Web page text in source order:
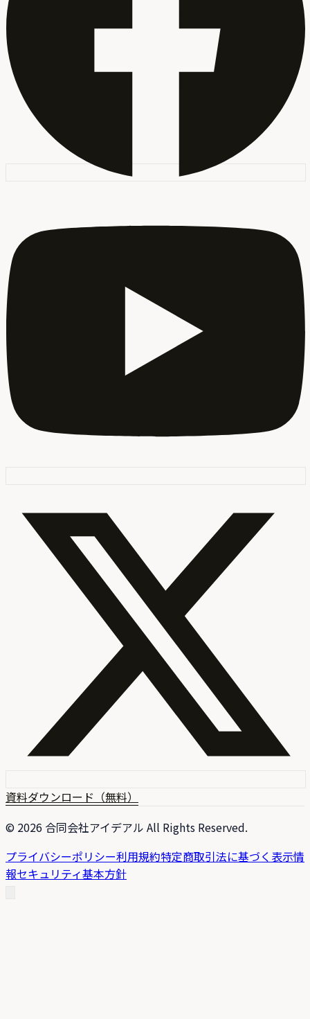
資料ダウンロード（無料）
© 2026 合同会社アイデアル All Rights Reserved.
プライバシーポリシー利用規約特定商取引法に基づく表示情
報セキュリティ基本方針